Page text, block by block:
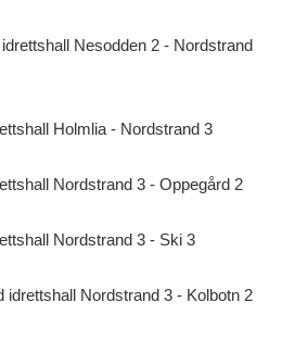
Nesodden 2 - Nordstrand
Holmlia - Nordstrand 3
Nordstrand 3 - Oppegård 2
Nordstrand 3 - Ski 3
idrettshall Nordstrand 3 - Kolbotn 2